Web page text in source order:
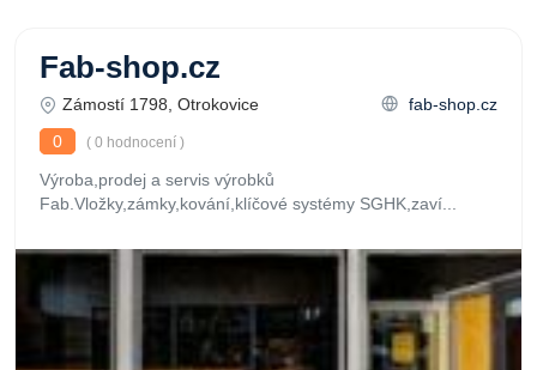
Fab-shop.cz
Zámostí 1798, Otrokovice
fab-shop.cz
0
( 0 hodnocení )
Výroba,prodej a servis výrobků
Fab.Vložky,zámky,kování,klíčové systémy SGHK,zaví...